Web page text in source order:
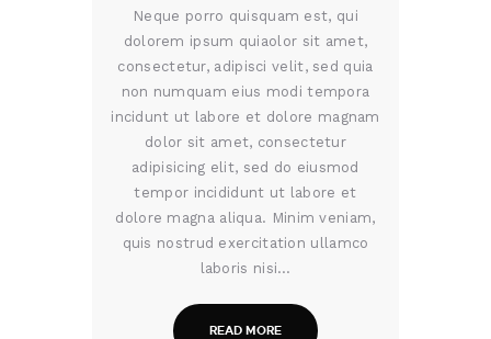
Neque porro quisquam est, qui
dolorem ipsum quiaolor sit amet,
consectetur, adipisci velit, sed quia
non numquam eius modi tempora
incidunt ut labore et dolore magnam
dolor sit amet, consectetur
adipisicing elit, sed do eiusmod
tempor incididunt ut labore et
dolore magna aliqua. Minim veniam,
quis nostrud exercitation ullamco
laboris nisi…
READ MORE